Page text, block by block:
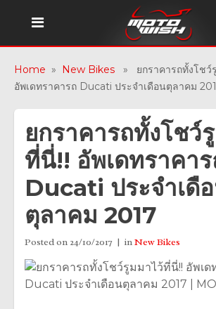
Home » New Bikes » ยกราคารถทั้งโชว์
อัพเดทราคารถ Ducati ประจำเดือนตุลาคม
ยกราคารถทั้งโชว์
ที่นี่!! อัพเดทราคา
Ducati ประจำเดื
ตุลาคม 2017
Posted on 24/10/2017 inNew Bikes